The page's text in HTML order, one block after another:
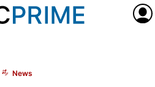
News